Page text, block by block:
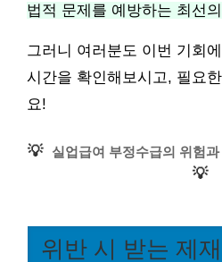
법적 문제를 예방하는 최선
그러니 여러분도 이번 기회
시간을 확인해보시고, 필요
요!
💡 실업급여 부정수급의 위험
💡
위반 시 받는 제